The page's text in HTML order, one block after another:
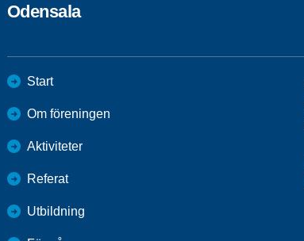
Odensala
Start
Om föreningen
Aktiviteter
Referat
Utbildning